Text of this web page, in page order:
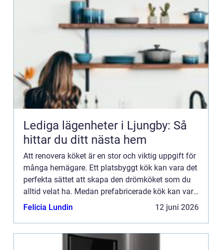
Lediga lägenheter i Ljungby: Så
hittar du ditt nästa hem
Att renovera köket är en stor och viktig uppgift för
många hemägare. Ett platsbyggt kök kan vara det
perfekta sättet att skapa den drömköket som du
alltid velat ha. Medan prefabricerade kök kan vara
...
Felicia Lundin 12 juni 2026